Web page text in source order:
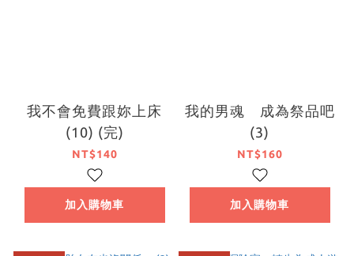
我不會免費跟妳上床
(10) (完)
NT$140
加入購物車
我的男魂 成為祭品吧
(3)
NT$160
加入購物車